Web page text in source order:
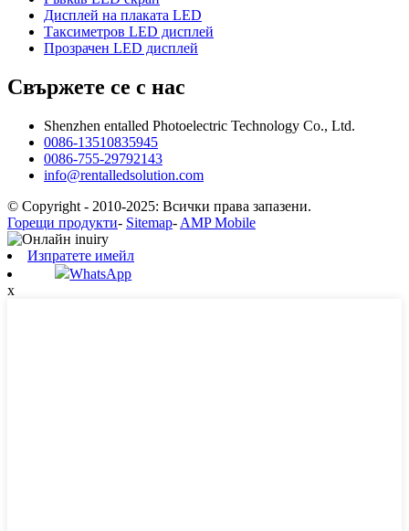
Дисплей на плаката LED
Таксиметров LED дисплей
Прозрачен LED дисплей
Свържете се с нас
Shenzhen entalled Photoelectric Technology Co., Ltd.
0086-13510835945
0086-755-29792143
info@rentalledsolution.com
© Copyright - 2010-2025: Всички права запазени.
Горещи продукти- Sitemap- AMP Mobile
Изпратете имейл
WhatsApp
x